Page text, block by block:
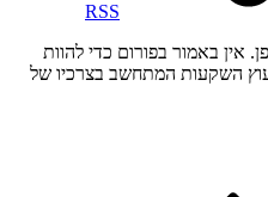
RSS
אין באמור בפורום כדי להוות
השקעות המתחשב בצרכיו של